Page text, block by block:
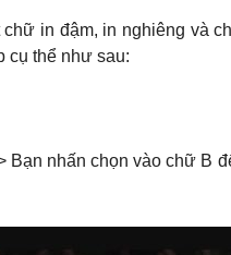
in đậm, in nghiêng và
cụ thể như sau:
Bạn nhấn chọn vào chữ B